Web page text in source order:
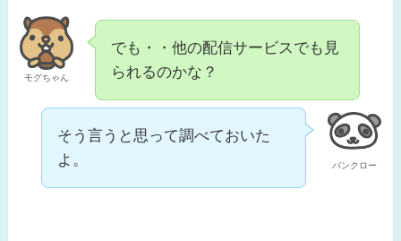
モグちゃん
でも・・他の配信サービスでも見
られるのかな？
パンクロー
そう言うと思って調べておいた
よ。